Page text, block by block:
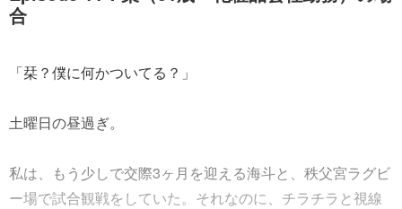
合
「栞？僕に何かついてる？」
土曜日の昼過ぎ。
私は、もう少しで交際3ヶ月を迎える海斗と、秩父宮ラグビ
ー場で試合観戦をしていた。それなのに、チラチラと視線